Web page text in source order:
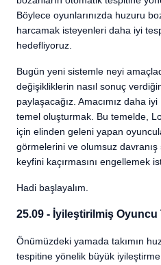
Böylece oyunlarınızda huzuru
harcamak isteyenleri daha iyi
hedefliyoruz.
Bugün yeni sistemle neyi
değişikliklerin nasıl sonuç
paylaşacağız. Amacımız daha
temel oluşturmak. Bu temelde,
için elinden geleni yapan
görmelerini ve olumsuz
keyfini kaçırmasını engellemek
Hadi başlayalım.
25.09 - İyileştirilmiş Oyuncu
Önümüzdeki yamada takımın
tespitine yönelik büyük